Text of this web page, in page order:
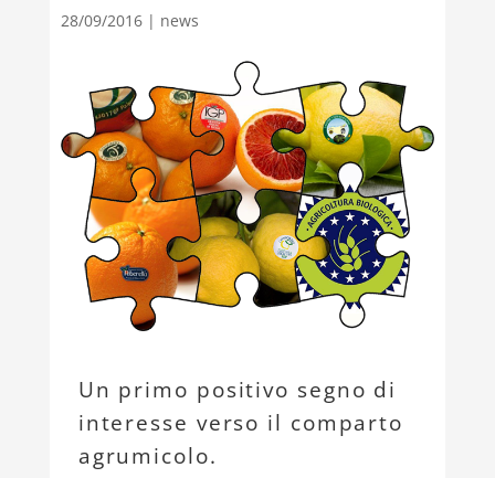
28/09/2016| news
Un primo positivo segno di
interesse verso il comparto
agrumicolo.